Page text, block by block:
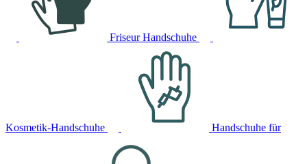
Friseur Handschuhe
Kosmetik-Handschuhe Handschuhe für